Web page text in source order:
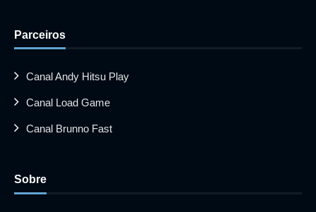
Parceiros
Canal Andy Hitsu Play
Canal Load Game
Canal Brunno Fast
Sobre